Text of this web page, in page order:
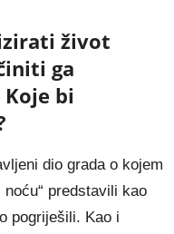
život
ga
bi
dio grada o kojem
predstavili kao
pogriješili. Kao i